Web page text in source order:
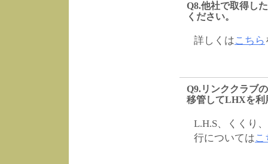
Q8.他社で取得し
ください。
詳しくはこちら
Q9.リンククラブ
移管してLHXを利
L.H.S、くくり
行についてはこ